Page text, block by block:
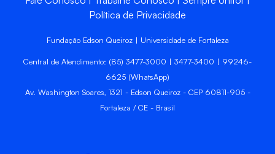
Política de Privacidade
Fundação Edson Queiroz | Universidade de Fortaleza
Central de Atendimento: (85) 3477-3000 | 3477-3400 | 99246-
6625 (WhatsApp)
Av. Washington Soares, 1321 - Edson Queiroz - CEP 60811-905 -
Fortaleza / CE - Brasil